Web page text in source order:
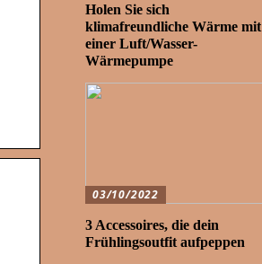
Holen Sie sich
klimafreundliche Wärme mit
einer Luft/Wasser-
Wärmepumpe
03/10/2022
3 Accessoires, die dein
Frühlingsoutfit aufpeppen